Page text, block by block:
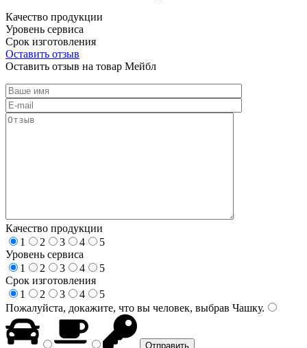
Качество продукции
Уровень сервиса
Срок изготовления
Оставить отзыв
Оставить отзыв на товар Мейбл
Качество продукции
1
2 3 4
5
Уровень сервиса
1
2 3 4
5
Срок изготовления
1
2 3 4
5
Пожалуйста, докажите, что вы человек, выбрав Чашку.